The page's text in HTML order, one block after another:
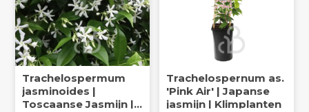
Trachelospermum
jasminoides |
Toscaanse Jasmijn |
Trachelospernum as.
'Pink Air' | Japanse
jasmijn | Klimplanten